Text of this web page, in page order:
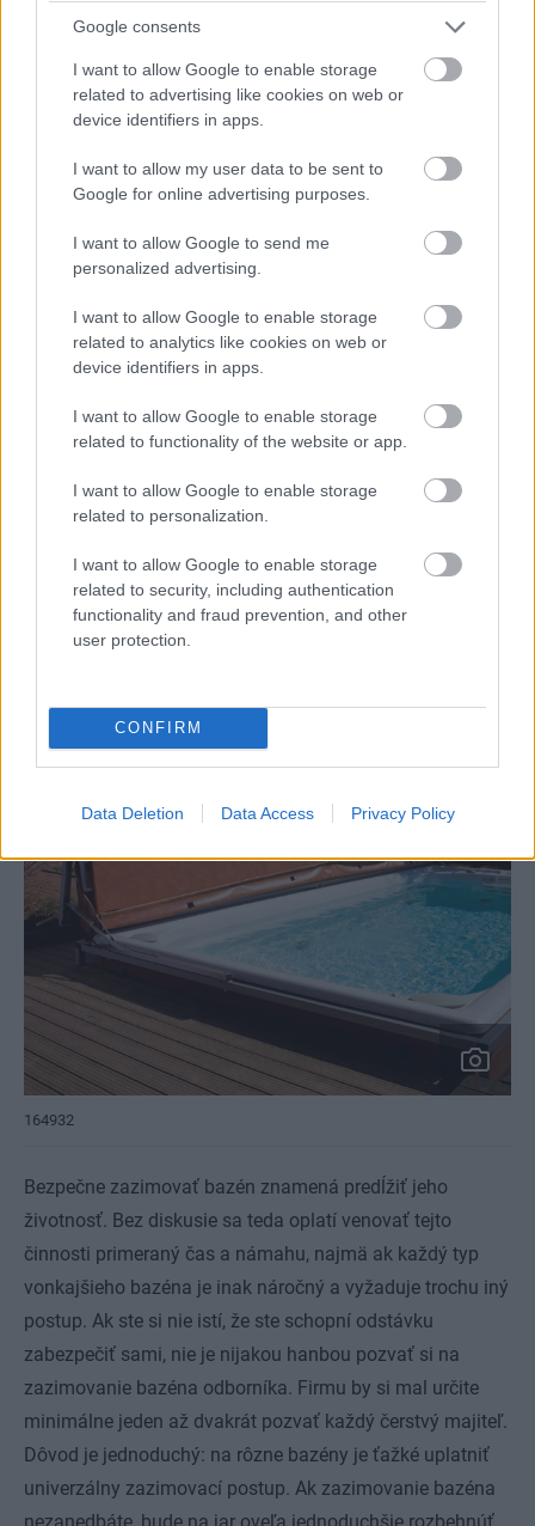
Google consents
I want to allow Google to enable storage
related to advertising like cookies on web or
device identifiers in apps.
I want to allow my user data to be sent to
Google for online advertising purposes.
I want to allow Google to send me
personalized advertising.
I want to allow Google to enable storage
related to analytics like cookies on web or
device identifiers in apps.
I want to allow Google to enable storage
related to functionality of the website or app.
I want to allow Google to enable storage
related to personalization.
I want to allow Google to enable storage
related to security, including authentication
functionality and fraud prevention, and other
user protection.
CONFIRM
Data Deletion Data Access Privacy Policy
– nechajú ju voľne stekať do strán a nie priamo do
3 Zimné bezpečie
Vodu v bazéne neznečisťujú len viditeľné čiastočky,
ktorých sa dá zbaviť pomerne jednoducho pomocou
mechanických zberačov, ale aj rozličné nečistoty, ktoré sa
usadzujú na dne (kožný tuk, prach, nečistoty
baktérií a rias. Do čistenia sa treba pustiť rovnako pred
napúšťaním bazéna, ako aj pred znižovaním hladiny vody
vyhýbať chemickému ošetreniu chlórovými prípravkami.
zaistí úpravu pH hodnôt, eliminuje tvorbu rias a zabráni
vylučovaniu vápnika a ťažkých kovov. Množstvo chlóru
(0,1 až 0,5 mg/l) určuje kvalita vody, jej teplota a čas
účinku chlóru vo vode. Ak sa stane, že počas zimy sa na
dlhší čas ľad roztopí, potom sa voda môže kaziť
164932
Bezpečne zazimovať bazén znamená predĺžiť jeho
životnosť. Bez diskusie sa teda oplatí venovať tejto
činnosti primeraný čas a námahu, najmä ak každý typ
vonkajšieho bazéna je inak náročný a vyžaduje trochu iný
postup. Ak ste si nie istí, že ste schopní odstávku
zabezpečiť sami, nie je nijakou hanbou pozvať si na
zazimovanie bazéna odborníka. Firmu by si mal určite
minimálne jeden až dvakrát pozvať každý čerstvý majiteľ.
Dôvod je jednoduchý: na rôzne bazény je ťažké uplatniť
univerzálny zazimovací postup. Ak zazimovanie bazéna